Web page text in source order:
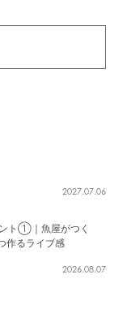
2027.07.06
ント①｜魚屋がつく
作るライブ感
2026.08.07